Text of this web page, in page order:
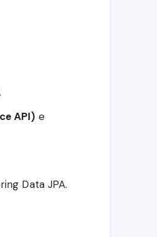
API) e
Data JPA.